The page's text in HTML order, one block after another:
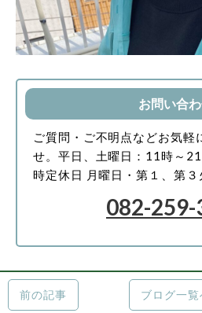
お問い合
ご質問・ご不明点などお気軽
せ。 平日、土曜日：11時～
時定休日 月曜日・第１、第３
082-259-
前の記事 ブログ一覧